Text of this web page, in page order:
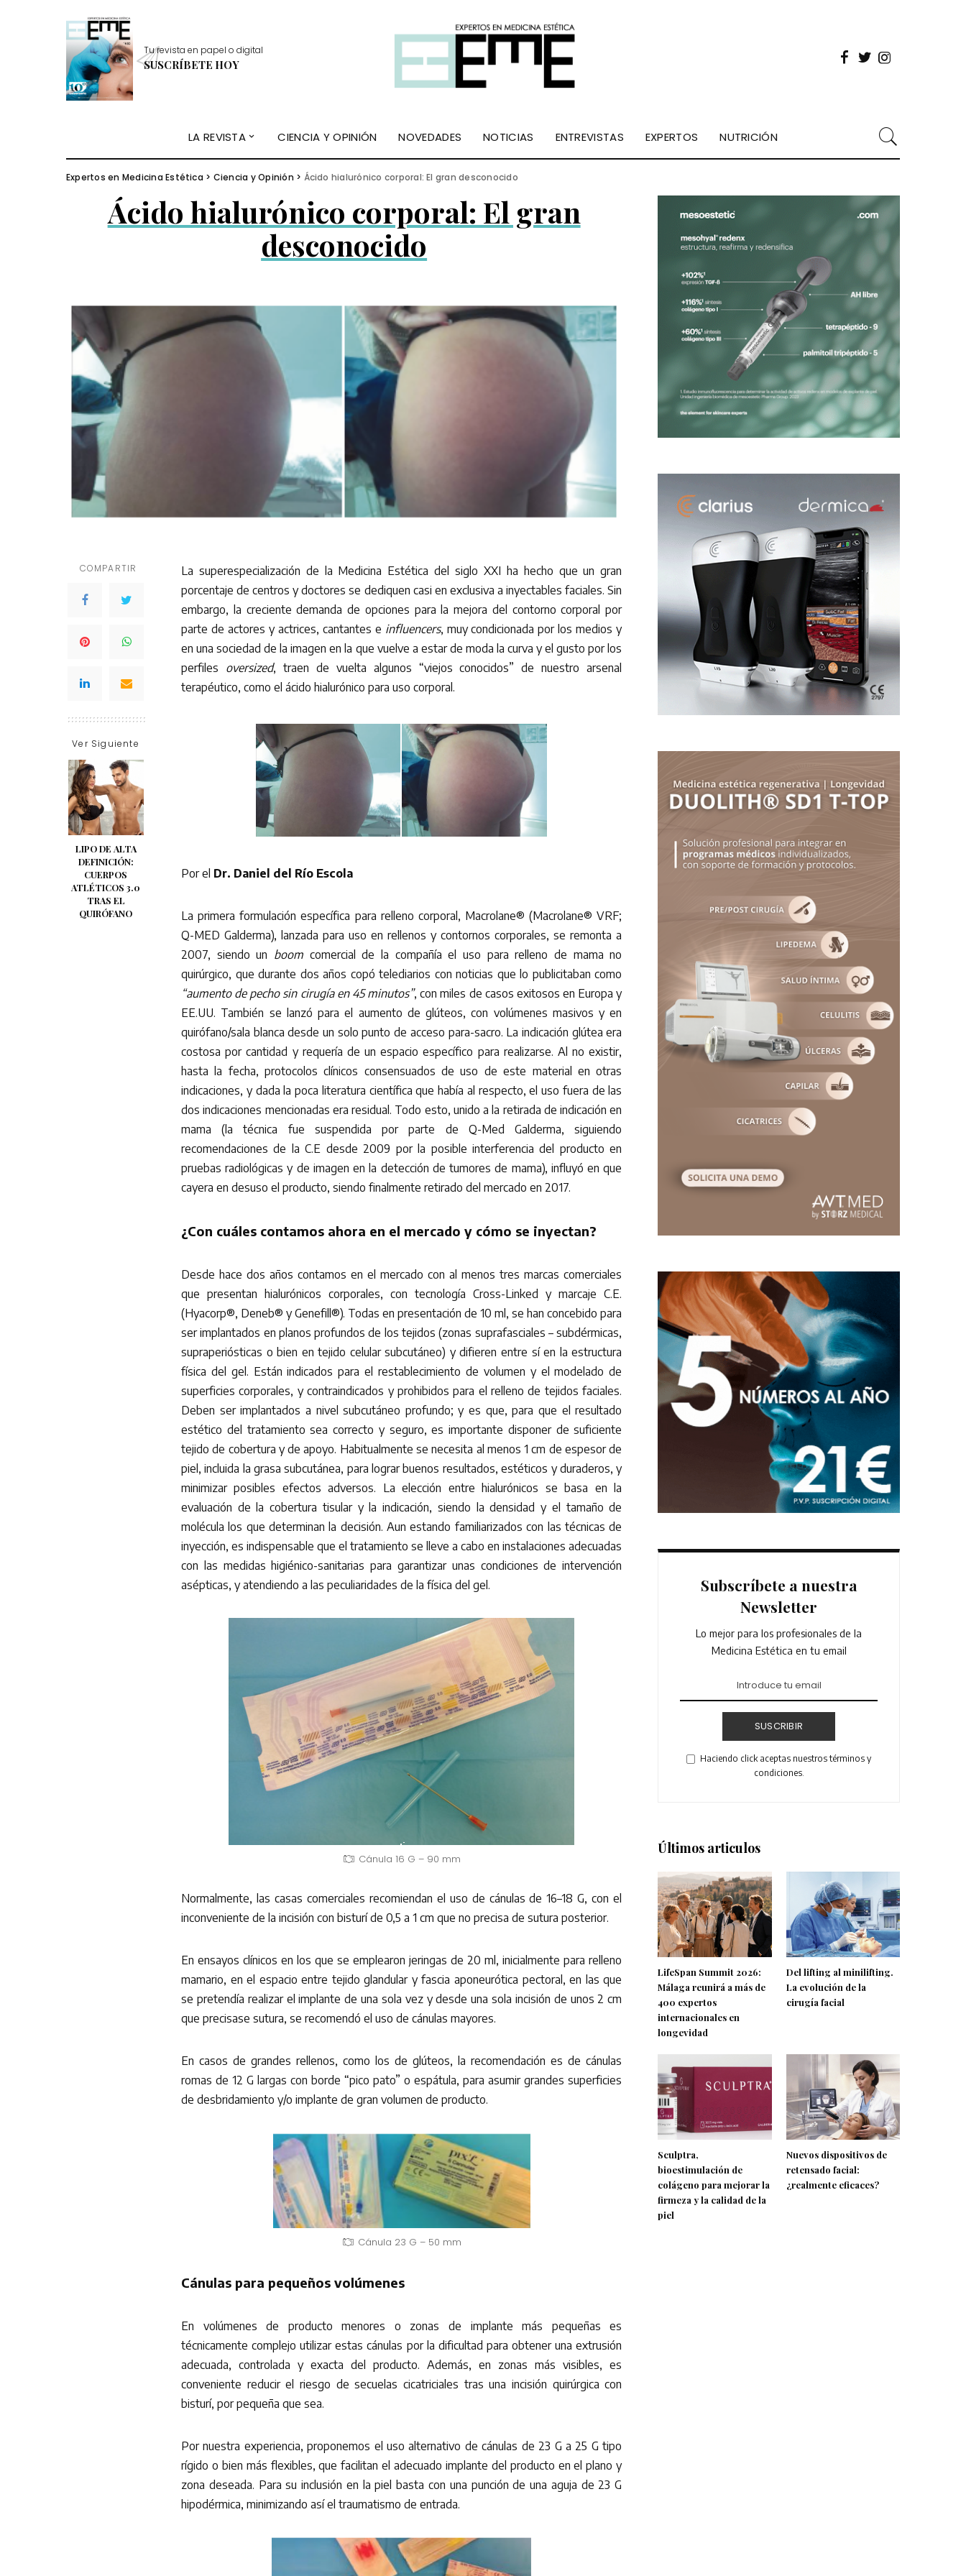
Tu revista en papel o digital
SUSCRÍBETE HOY
LA REVISTA CIENCIA Y OPINIÓN NOVEDADES NOTICIAS ENTREVISTAS EXPERTOS NUTRICIÓN
Expertos en Medicina Estética > Ciencia y Opinión > Ácido hialurónico corporal: El gran desconocido
Ácido hialurónico corporal: El gran
desconocido
COMPARTIR
Ver Siguiente
LIPO DE ALTA
DEFINICIÓN:
CUERPOS
ATLÉTICOS 3.0
TRAS EL
QUIRÓFANO
La superespecialización de la Medicina Estética del siglo XXI ha hecho que un gran
porcentaje de centros y doctores se dediquen casi en exclusiva a inyectables faciales. Sin
embargo, la creciente demanda de opciones para la mejora del contorno corporal por
parte de actores y actrices, cantantes e influencers, muy condicionada por los medios y
en una sociedad de la imagen en la que vuelve a estar de moda la curva y el gusto por los
perfiles oversized, traen de vuelta algunos “viejos conocidos” de nuestro arsenal
terapéutico, como el ácido hialurónico para uso corporal.
Por el Dr. Daniel del Río Escola
La primera formulación específica para relleno corporal, Macrolane® (Macrolane® VRF;
Q-MED Galderma), lanzada para uso en rellenos y contornos corporales, se remonta a
2007, siendo un boomcomercial de la compañía el uso para relleno de mama no
quirúrgico, que durante dos años copó telediarios con noticias que lo publicitaban como
“aumento de pecho sin cirugía en 45 minutos”, con miles de casos exitosos en Europa y
EE.UU. También se lanzó para el aumento de glúteos, con volúmenes masivos y en
quirófano/sala blanca desde un solo punto de acceso para-sacro. La indicación glútea era
costosa por cantidad y requería de un espacio específico para realizarse. Al no existir,
hasta la fecha, protocolos clínicos consensuados de uso de este material en otras
indicaciones, y dada la poca literatura científica que había al respecto, el uso fuera de las
dos indicaciones mencionadas era residual. Todo esto, unido a la retirada de indicación en
mama (la técnica fue suspendida por parte de Q-Med Galderma, siguiendo
recomendaciones de la C.E desde 2009 por la posible interferencia del producto en
pruebas radiológicas y de imagen en la detección de tumores de mama), influyó en que
cayera en desuso el producto, siendo finalmente retirado del mercado en 2017.
¿Con cuáles contamos ahora en el mercado y cómo se inyectan?
Desde hace dos años contamos en el mercado con al menos tres marcas comerciales
que presentan hialurónicos corporales, con tecnología Cross-Linked y marcaje C.E.
(Hyacorp®, Deneb® y Genefill®). Todas en presentación de 10 ml, se han concebido para
ser implantados en planos profundos de los tejidos (zonas suprafasciales – subdérmicas,
supraperiósticas o bien en tejido celular subcutáneo) y difieren entre sí en la estructura
física del gel. Están indicados para el restablecimiento de volumen y el modelado de
superficies corporales, y contraindicados y prohibidos para el relleno de tejidos faciales.
Deben ser implantados a nivel subcutáneo profundo; y es que, para que el resultado
estético del tratamiento sea correcto y seguro, es importante disponer de suficiente
tejido de cobertura y de apoyo. Habitualmente se necesita al menos 1 cm de espesor de
piel, incluida la grasa subcutánea, para lograr buenos resultados, estéticos y duraderos, y
minimizar posibles efectos adversos. La elección entre hialurónicos se basa en la
evaluación de la cobertura tisular y la indicación, siendo la densidad y el tamaño de
molécula los que determinan la decisión. Aun estando familiarizados con las técnicas de
inyección, es indispensable que el tratamiento se lleve a cabo en instalaciones adecuadas
con las medidas higiénico-sanitarias para garantizar unas condiciones de intervención
asépticas, y atendiendo a las peculiaridades de la física del gel.
Cánula 16 G – 90 mm
Normalmente, las casas comerciales recomiendan el uso de cánulas de 16–18 G, con el
inconveniente de la incisión con bisturí de 0,5 a 1 cm que no precisa de sutura posterior.
En ensayos clínicos en los que se emplearon jeringas de 20 ml, inicialmente para relleno
mamario, en el espacio entre tejido glandular y fascia aponeurótica pectoral, en las que
se pretendía realizar el implante de una sola vez y desde una sola incisión de unos 2 cm
que precisase sutura, se recomendó el uso de cánulas mayores.
En casos de grandes rellenos, como los de glúteos, la recomendación es de cánulas
romas de 12 G largas con borde “pico pato” o espátula, para asumir grandes superficies
de desbridamiento y/o implante de gran volumen de producto.
Cánula 23 G – 50 mm
Cánulas para pequeños volúmenes
En volúmenes de producto menores o zonas de implante más pequeñas es
técnicamente complejo utilizar estas cánulas por la dificultad para obtener una extrusión
adecuada, controlada y exacta del producto. Además, en zonas más visibles, es
conveniente reducir el riesgo de secuelas cicatriciales tras una incisión quirúrgica con
bisturí, por pequeña que sea.
Por nuestra experiencia, proponemos el uso alternativo de cánulas de 23 G a 25 G tipo
rígido o bien más flexibles, que facilitan el adecuado implante del producto en el plano y
zona deseada. Para su inclusión en la piel basta con una punción de una aguja de 23 G
hipodérmica, minimizando así el traumatismo de entrada.
Subscríbete a nuestra
Newsletter
Lo mejor para los profesionales de la
Medicina Estética en tu email
SUSCRIBIR
Haciendo click aceptas nuestros términos y
condiciones.
Últimos articulos
LifeSpan Summit 2026:
Málaga reunirá a más de
400 expertos
internacionales en
longevidad
Del lifting al minilifting.
La evolución de la
cirugía facial
Sculptra,
bioestimulación de
colágeno para mejorar la
firmeza y la calidad de la
piel
Nuevos dispositivos de
retensado facial:
¿realmente eficaces?